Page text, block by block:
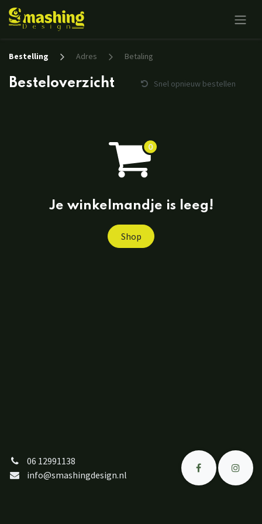
Overslaan naar inhoud
Bestelling Adres Betaling
Besteloverzicht Snel opnieuw bestellen
Je winkelmandje is leeg!
Shop
06 12991138
info@smashingdesign.nl